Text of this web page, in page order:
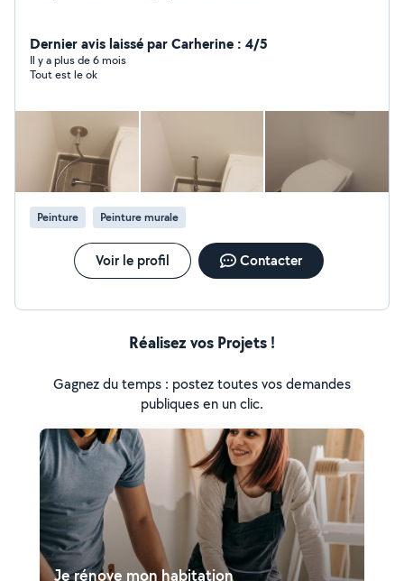
Dernier avis laissé par Carherine : 4/5
Il y a plus de 6 mois
Tout est le ok
Peinture Peinture murale
Voir le profil Contacter
Réalisez vos Projets !
Gagnez du temps : postez toutes vos demandes
publiques en un clic.
Je rénove mon habitation